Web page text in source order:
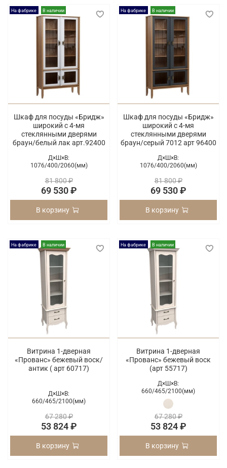
На фабрике В наличии
Шкаф для посуды «Бридж»
широкий с 4-мя
стеклянными дверями
браун/белый лак арт.92400
Д×Ш×В:
1076/400/2060(мм)
81 800 ₽
69 530 ₽
В корзину
На фабрике В наличии
Шкаф для посуды «Бридж»
широкий с 4-мя
стеклянными дверями
браун/серый 7012 арт 96400
Д×Ш×В:
1076/400/2060(мм)
81 800 ₽
69 530 ₽
В корзину
На фабрике В наличии
Витрина 1-дверная
«Прованс» бежевый воск/
антик ( арт 60717)
Д×Ш×В:
660/465/2100(мм)
67 280 ₽
53 824 ₽
В корзину
На фабрике В наличии
Витрина 1-дверная
«Прованс» бежевый воск
(арт 55717)
Д×Ш×В:
660/465/2100(мм)
67 280 ₽
53 824 ₽
В корзину